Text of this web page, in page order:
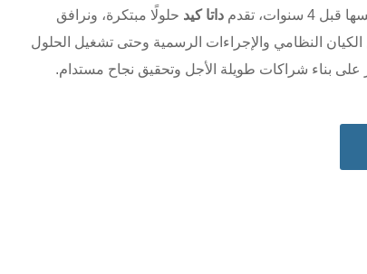
تقدم
داتا كيد حلولًا مبتكرة، ونرافق
النظامي والإجراءات الرسمية وحتى تشغيل الحلول
على بناء شراكات طويلة الأجل وتحقيق نجاح مستدام.